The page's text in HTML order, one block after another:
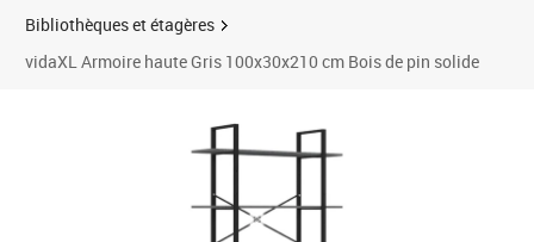
Bibliothèques et étagères
vidaXL Armoire haute Gris 100x30x210 cm Bois de pin solide